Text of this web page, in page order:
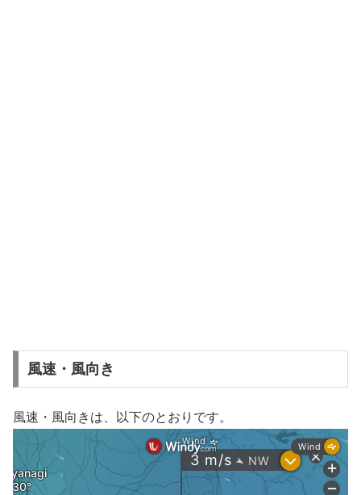
風速・風向き
風速・風向きは、以下のとおりです。